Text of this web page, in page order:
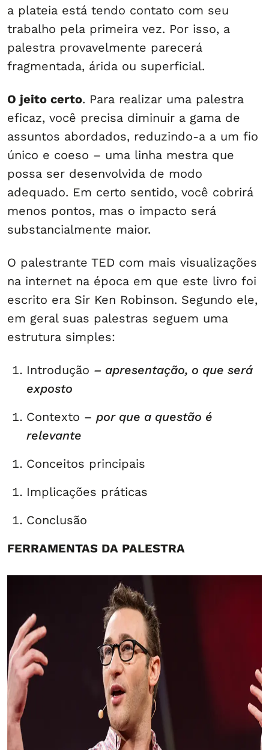
a plateia está tendo contato com seu
trabalho pela primeira vez. Por isso, a
palestra provavelmente parecerá
fragmentada, árida ou superficial.
O jeito certo. Para realizar uma palestra
eficaz, você precisa diminuir a gama de
assuntos abordados, reduzindo-a a um fio
único e coeso – uma linha mestra que
possa ser desenvolvida de modo
adequado. Em certo sentido, você cobrirá
menos pontos, mas o impacto será
substancialmente maior.
O palestrante TED com mais visualizações
na internet na época em que este livro foi
escrito era Sir Ken Robinson. Segundo ele,
em geral suas palestras seguem uma
estrutura simples:
Introdução – apresentação, o que será
exposto
Contexto – por que a questão é
relevante
Conceitos principais
Implicações práticas
Conclusão
FERRAMENTAS DA PALESTRA